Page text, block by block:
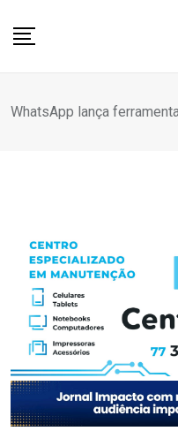
WhatsApp lança